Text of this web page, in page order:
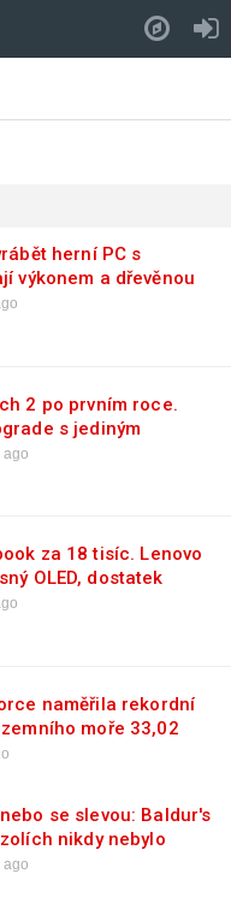
herní PC s
výkonem a dřevěnou
2 po prvním roce.
s jediným
ago
za 18 tisíc. Lenovo
OLED, dostatek
záruku
naměřila rekordní
moře 33,02
se slevou: Baldur's
nikdy nebylo
hry zdarma
ago